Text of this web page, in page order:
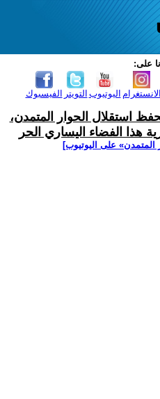
على:
الفيسبوك التويتر اليوتيوب الانستغرام
استقلال الحوار المتمدن،
هذا الفضاء اليساري الحر
المتمدن» على اليوتيوب]